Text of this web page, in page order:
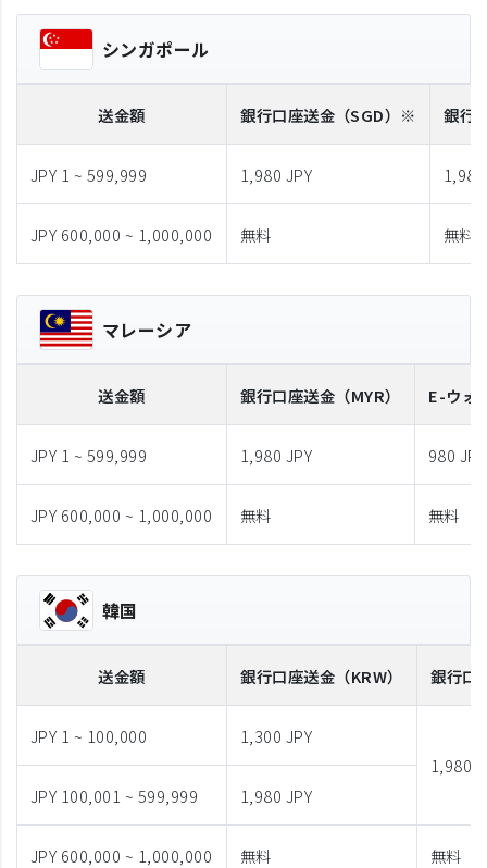
シンガポール
送金額 銀行口座送金 （SGD）※ 銀行
JPY 1 ~ 599,999 1,980 JPY
JPY 600,000 ~ 1,000,000 無料 無料
マレーシア
送金額 銀行口座送金 （MYR） E-ウォ
JPY 1 ~ 599,999 1,980 JPY 980 JPY
JPY 600,000 ~ 1,000,000 無料 無料
韓国
送金額 銀行口座送金 （KRW） 銀行口
JPY 1 ~ 100,000
1,300 JPY
1,980
JPY 100,001 ~ 599,999
1,980 JPY
JPY 600,000 ~ 1,000,000 無料 無料